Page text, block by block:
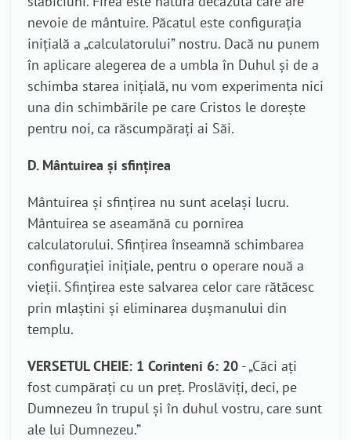
nevoie de mântuire. Păcatul este configuraţia
iniţială a „calculatorului” nostru. Dacă nu punem
în aplicare alegerea de a umbla în Duhul şi de a
schimba starea iniţială, nu vom experimenta nici
una din schimbările pe care Cristos le doreşte
pentru noi, ca răscumpăraţi ai Săi.
D. Mântuirea şi sfinţirea
Mântuirea şi sfinţirea nu sunt acelaşi lucru.
Mântuirea se aseamănă cu pornirea
calculatorului. Sfinţirea înseamnă schimbarea
configuraţiei iniţiale, pentru o operare nouă a
vieţii. Sfinţirea este salvarea celor care rătăcesc
prin mlaştini şi eliminarea duşmanului din
templu.
VERSETUL CHEIE: 1 Corinteni 6: 20 - „Căci aţi
fost cumpăraţi cu un preţ. Proslăviţi, deci, pe
Dumnezeu în trupul şi în duhul vostru, care sunt
ale lui Dumnezeu.”